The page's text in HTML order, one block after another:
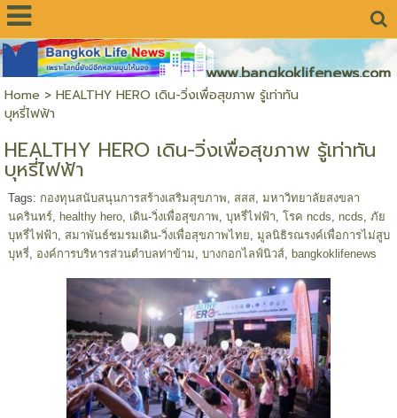
www.bangkoklifenews.com
Home > HEALTHY HERO เดิน-วิ่งเพื่อสุขภาพ รู้เท่าทัน
บุหรี่ไฟฟ้า
HEALTHY HERO เดิน-วิ่งเพื่อสุขภาพ รู้เท่าทัน
บุหรี่ไฟฟ้า
Tags: กองทุนสนับสนุนการสร้างเสริมสุขภาพ สสส, มหาวิทยาลัยสงขลา
นครินทร์, healthy hero, เดิน-วิ่งเพื่อสุขภาพ บุหรี่ไฟฟ้า โรค ncds ncds ภัย
บุหรี่ไฟฟ้า
สมาพันธ์ชมรมเดิน-วิ่งเพื่อสุขภาพไทย มูลนิธิรณรงค์เพื่อการไม่สูบ
บุหรี่, องค์การบริหารส่วนตำบลท่าข้าม บางกอกไลฟ์นิวส์, bangkoklifenews